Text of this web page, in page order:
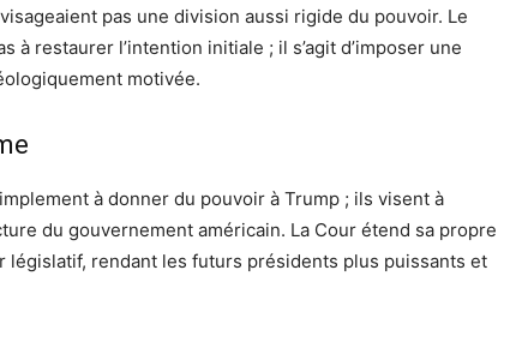
pas une division aussi rigide du pouvoir. Le
à restaurer l’intention initiale ; il s’agit d’imposer une
motivée.
à donner du pouvoir à Trump ; ils visent à
du gouvernement américain. La Cour étend sa propre
rendant les futurs présidents plus puissants et